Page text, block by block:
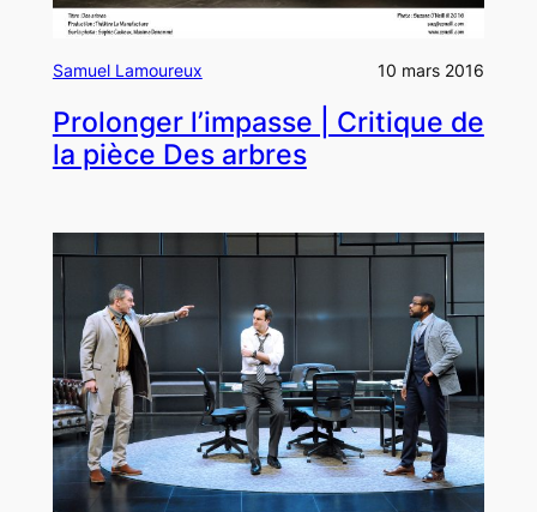
Samuel Lamoureux 10 mars 2016
Prolonger l’impasse | Critique de
la pièce Des arbres